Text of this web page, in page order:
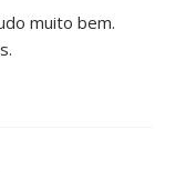
muito bem.